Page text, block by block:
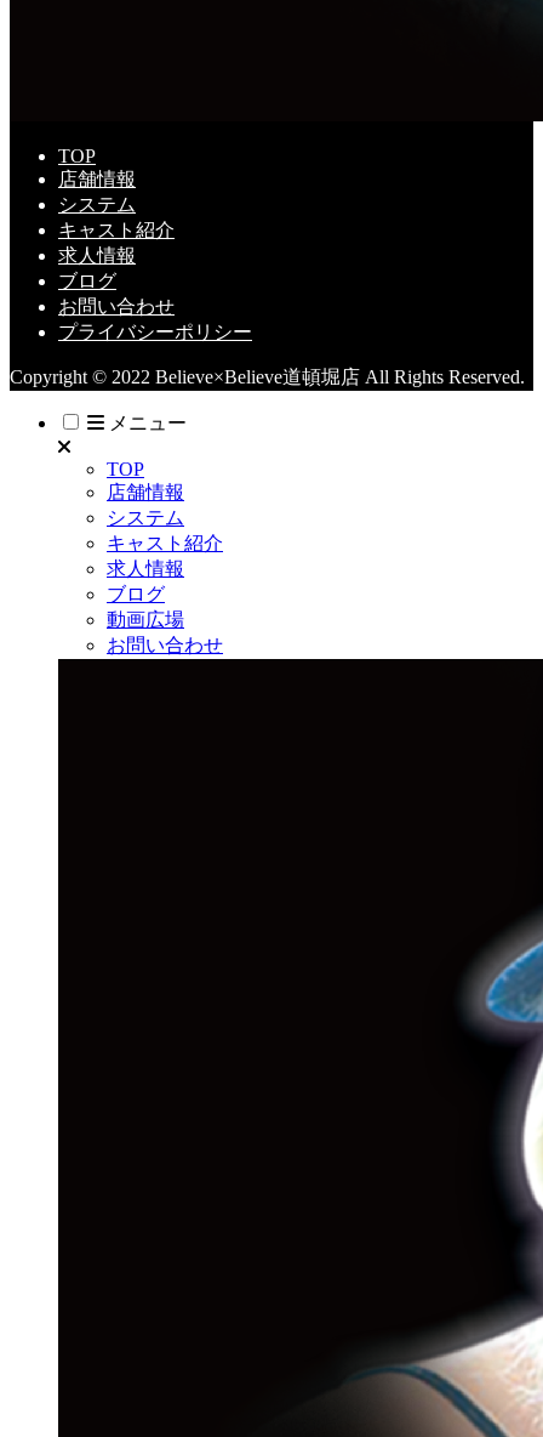
TOP
店舗情報
システム
キャスト紹介
求人情報
ブログ
お問い合わせ
プライバシーポリシー
Copyright © 2022 Believe×Believe道頓堀店 All Rights Reserved.
メニュー
TOP
店舗情報
システム
キャスト紹介
求人情報
ブログ
動画広場
お問い合わせ